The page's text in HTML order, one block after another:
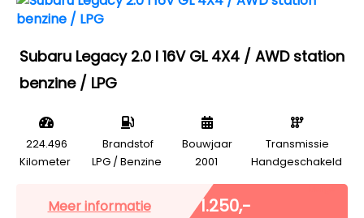
Subaru Legacy 2.0 I 16V GL 4X4 / AWD station
benzine / LPG
224.496
Kilometer
Brandstof
LPG / Benzine
Bouwjaar
2001
Transmissie
Handgeschakeld
Meer informatie € 1.250,-